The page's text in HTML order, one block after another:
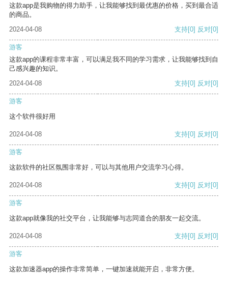
这款app是我购物的得力助手，让我能够找到最优惠的价格，买到最合适
的商品。
2024-04-08
支持[0] 反对[0]
游客
这款app的课程非常丰富，可以满足我不同的学习需求，让我能够找到自
己感兴趣的知识。
2024-04-08
支持[0] 反对[0]
游客
这个软件很好用
2024-04-08 支持[0] 反对[0]
游客
这款软件的社区氛围非常好，可以与其他用户交流学习心得。
2024-04-08 支持[0] 反对[0]
游客
这款app就像我的社交平台，让我能够与志同道合的朋友一起交流。
2024-04-08 支持[0] 反对[0]
游客
这款加速器app的操作非常简单，一键加速就能开启，非常方便。